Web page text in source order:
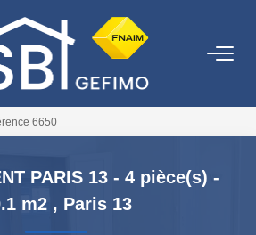
ACHETER
ESTIMER
6650
PARIS 13 - 4 pièce(s) -
m2 , Paris 13